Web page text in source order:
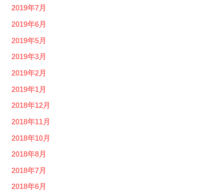
2019年7月
2019年6月
2019年5月
2019年3月
2019年2月
2019年1月
2018年12月
2018年11月
2018年10月
2018年8月
2018年7月
2018年6月